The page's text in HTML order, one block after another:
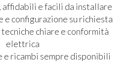
affidabili e facili da installare
e configurazione su richiesta
chiare e conformità
elettrica
e ricambi sempre disponibili